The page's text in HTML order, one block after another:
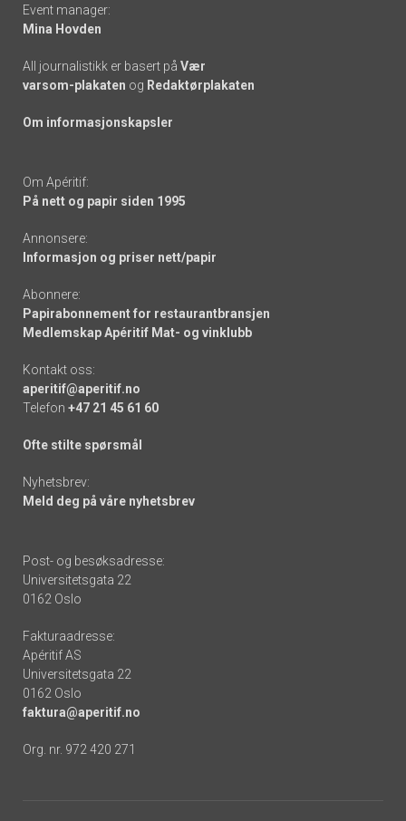
Event manager:
Mina Hovden
All journalistikk er basert på Vær
varsom-plakaten og Redaktørplakaten
Om informasjonskapsler
Om Apéritif:
På nett og papir siden 1995
Annonsere:
Informasjon og priser nett/papir
Abonnere:
Papirabonnement for restaurantbransjen
Medlemskap Apéritif Mat- og vinklubb
Kontakt oss:
aperitif@aperitif.no
Telefon +47 21 45 61 60
Ofte stilte spørsmål
Nyhetsbrev:
Meld deg på våre nyhetsbrev
Post- og besøksadresse:
Universitetsgata 22
0162 Oslo
Fakturaadresse:
Apéritif AS
Universitetsgata 22
0162 Oslo
faktura@aperitif.no
Org. nr. 972 420 271